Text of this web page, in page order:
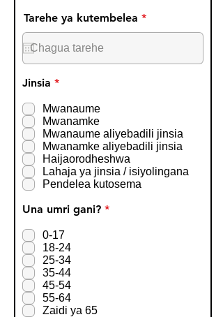
Tarehe ya kutembelea *r
i
Jinsia *R
q
u
i
r
e
d
Mwanaume
Mwanamke
Mwanaume aliyebadili jinsia
Mwanamke aliyebadili jinsia
Haijaorodheshwa
Lahaja ya jinsia / isiyolingana
Pendelea kutosema
Una umri gani? *R
0-17
18-24
25-34
35-44
45-54
55-64
Zaidi ya 65